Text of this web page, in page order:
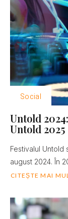
Social
Untold
Untold 2025
Festivalul Untold
august 2024. În
CITEȘTE MAI